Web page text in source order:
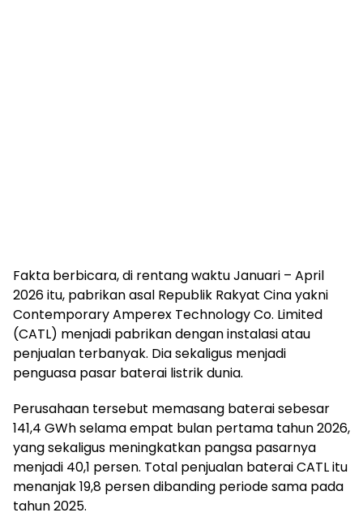
Fakta berbicara, di rentang waktu Januari – April
2026 itu, pabrikan asal Republik Rakyat Cina yakni
Contemporary Amperex Technology Co. Limited
(CATL) menjadi pabrikan dengan instalasi atau
penjualan terbanyak. Dia sekaligus menjadi
penguasa pasar baterai listrik dunia.
Perusahaan tersebut memasang baterai sebesar
141,4 GWh selama empat bulan pertama tahun 2026,
yang sekaligus meningkatkan pangsa pasarnya
menjadi 40,1 persen. Total penjualan baterai CATL itu
menanjak 19,8 persen dibanding periode sama pada
tahun 2025.